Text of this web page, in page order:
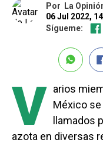
Por La
06 Jul 2022,
Sígueme:
V arios
México
llamados
azota en diversas